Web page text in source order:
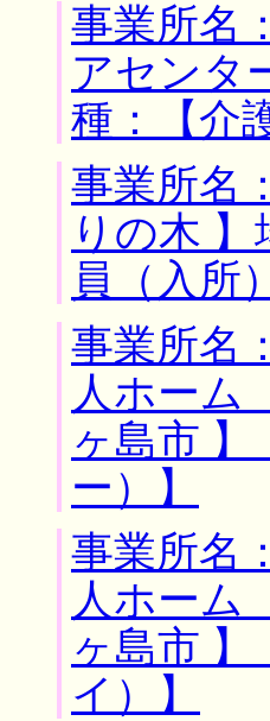
事業所名
アセンタ
種：【介
事業所名
りの木
員（入所
事業所名
人ホー
ヶ島市
ー）】
事業所名
人ホー
ヶ島市
イ）】